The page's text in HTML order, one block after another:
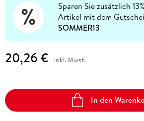
Sparen Sie zusätzlich 13%
Artikel mit dem
SOMMER13
20,26 € inkl. Mwst.
In den